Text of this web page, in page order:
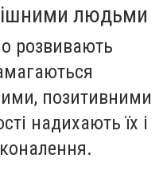
людьми
розвивають
позитивними
надихають їх і